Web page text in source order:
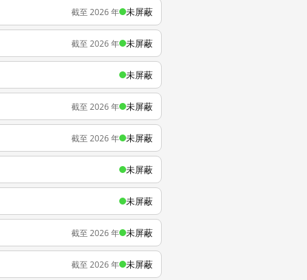
截至 2026 年 未屏蔽
截至 2026 年 未屏蔽
未屏蔽
截至 2026 年 未屏蔽
截至 2026 年 未屏蔽
未屏蔽
未屏蔽
截至 2026 年 未屏蔽
截至 2026 年 未屏蔽